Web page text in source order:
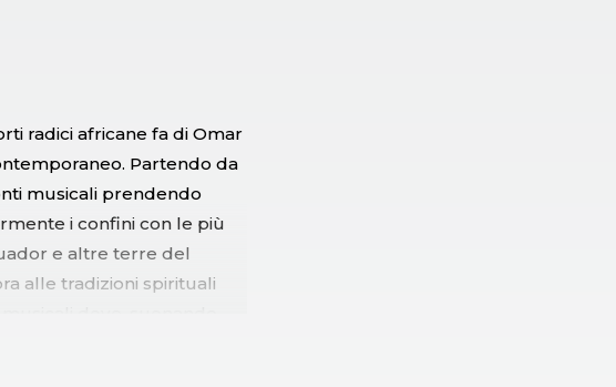
radici africane fa di Omar
Partendo da
musicali prendendo
i confini con le più
e altre terre del
alle tradizioni spirituali
dove, suonando
dimostra tutta la sua